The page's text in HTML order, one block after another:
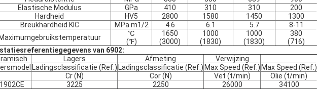
Elastische Modulus
GPa 410 310 310
200
Hardheid
HV5 2800 1580 1450
1300
Breukhardheid KIC
MPa.m1/2 4.6 6.1 5.7
8-11
℃
(℉)
1650
(3000)
1000
(1830)
1000
(1830)
380
(716)
van 6902:
Lagers Afmeting
Verwijzing
Ladingsclassificatie (Ref.) Ladingsclassificatie (Ref.) Max Speed (Ref.) Max Speed (Ref.)
Cr (N)
Cor (N) Vet (t/min)
Olie (t/min)
3225 2250 26000 34100